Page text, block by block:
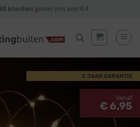
klanten geven ons een 9,4
2 JAAR GARANTIE
Vanaf
€ 6,95